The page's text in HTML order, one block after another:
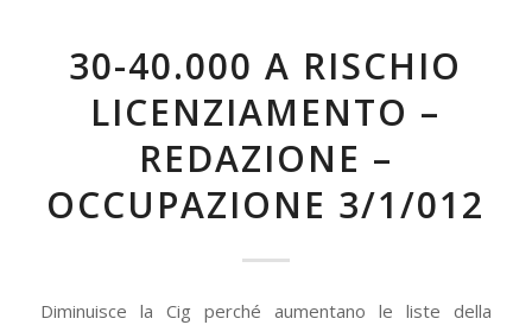
30-40.000 A RISCHIO
LICENZIAMENTO –
REDAZIONE –
OCCUPAZIONE 3/1/012
Diminuisce la Cig perché aumentano le liste della